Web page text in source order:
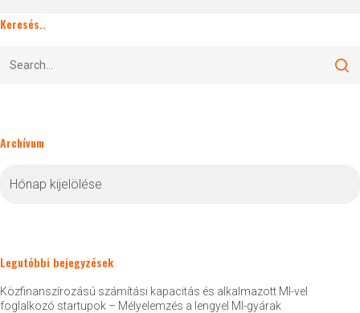
Keresés..
Archívum
Legutóbbi bejegyzések
Közfinanszírozású számítási kapacitás és alkalmazott MI-vel
foglalkozó startupok – Mélyelemzés a lengyel MI-gyárak